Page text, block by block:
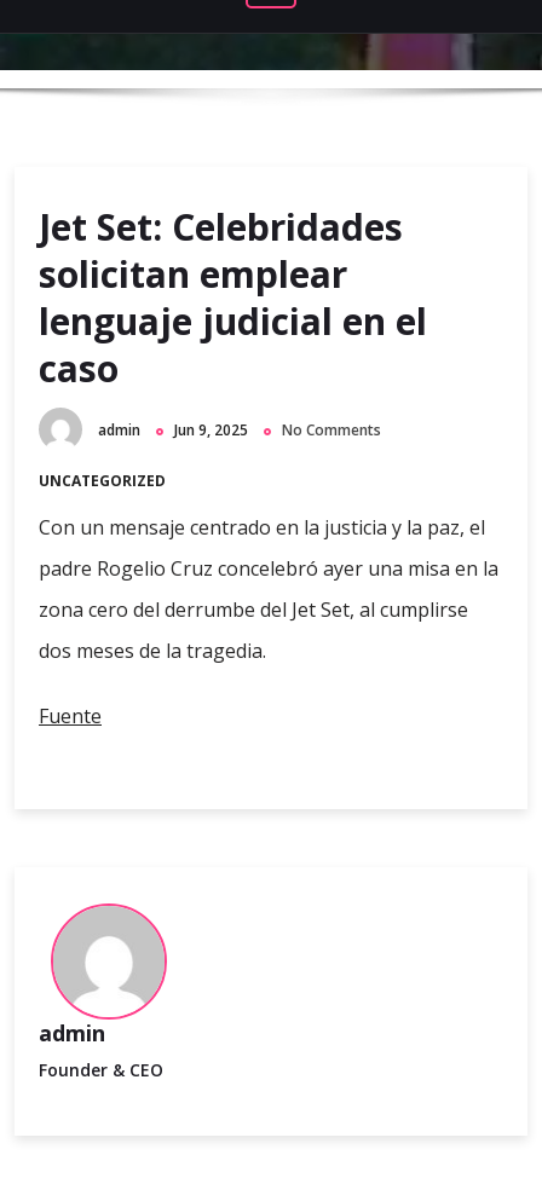
Jet Set: Celebridades
solicitan emplear
lenguaje judicial en el
caso
admin Jun 9, 2025 No Comments
UNCATEGORIZED
Con un mensaje centrado en la justicia y la paz, el
padre Rogelio Cruz concelebró ayer una misa en la
zona cero del derrumbe del Jet Set, al cumplirse
dos meses de la tragedia.
Fuente
admin
Founder & CEO